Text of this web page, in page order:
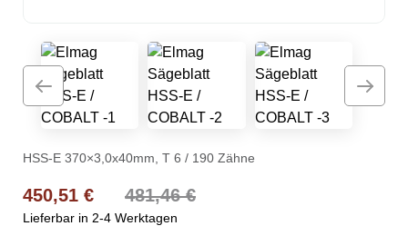
HSS-E 370×3,0x40mm, T 6 / 190 Zähne
481,46€
Ursprünglicher Preis war: 481,46 €
450,51 €
Aktueller Preis ist: 450,51 €.
Lieferbar in 2-4 Werktagen